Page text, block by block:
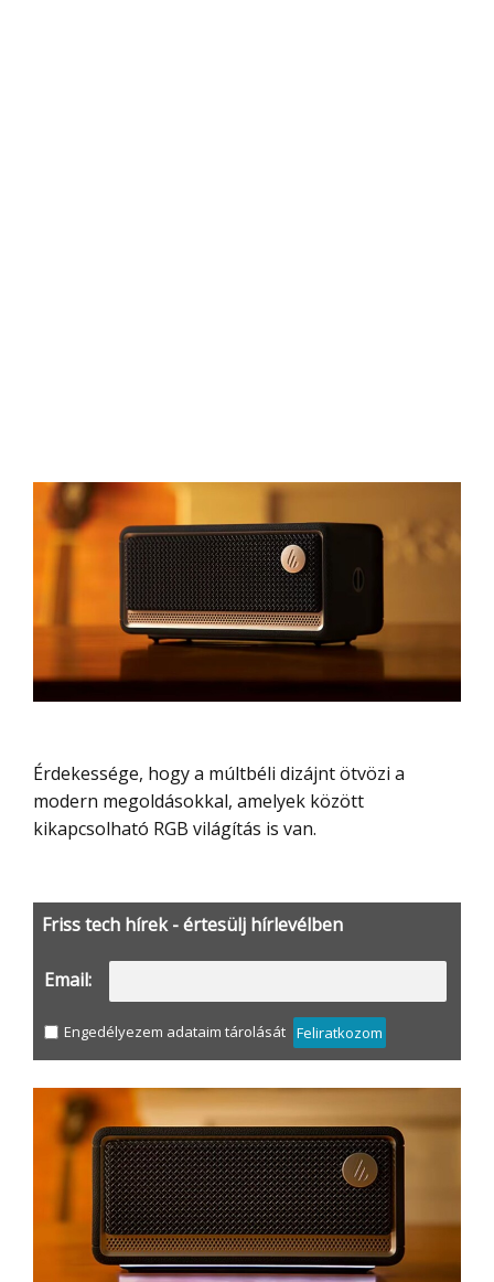
Érdekessége, hogy a múltbéli dizájnt ötvözi a
modern megoldásokkal, amelyek között
kikapcsolható RGB világítás is van.
Friss tech hírek - értesülj hírlevélben
Email:
Engedélyezem adataim tárolását Feliratkozom